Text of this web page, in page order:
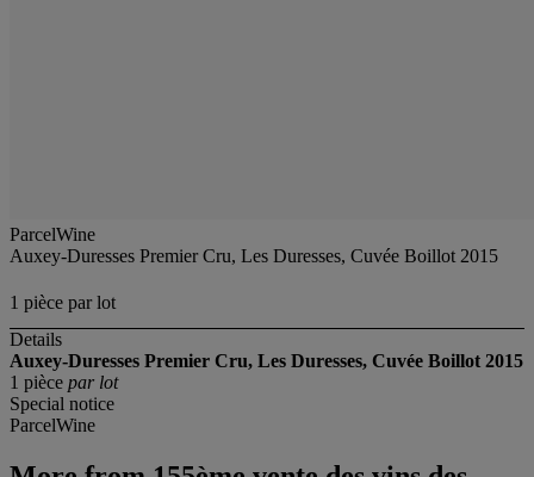
ParcelWine
Auxey-Duresses Premier Cru, Les Duresses, Cuvée Boillot 2015
1 pièce par lot
Details
Auxey-Duresses Premier Cru, Les Duresses, Cuvée Boillot 2015
1 pièce par lot
Special notice
ParcelWine